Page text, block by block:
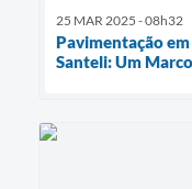
25 MAR 2025 - 08h32
Pavimentação
Santeli: Um